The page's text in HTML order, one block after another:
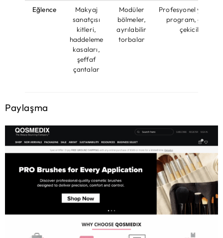
Eğlence
Makyaj
sanatçısı
kitleri,
haddeleme
kasaları,
şeffaf
çantalar
Modüler
bölmeler,
ayrılabilir
torbalar
Profesyonel
program, görsel
çekicilik
Paylaşma